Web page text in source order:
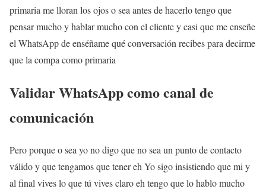
primaria me lloran los ojos o sea antes de hacerlo tengo que
pensar mucho y hablar mucho con el cliente y casi que me enseñe
el WhatsApp de enséñame qué conversación recibes para decirme
que la compa como primaria
Validar WhatsApp como canal de
comunicación
Pero porque o sea yo no digo que no sea un punto de contacto
válido y que tengamos que tener eh Yo sigo insistiendo que mi y
al final vives lo que tú vives claro eh tengo que lo hablo mucho